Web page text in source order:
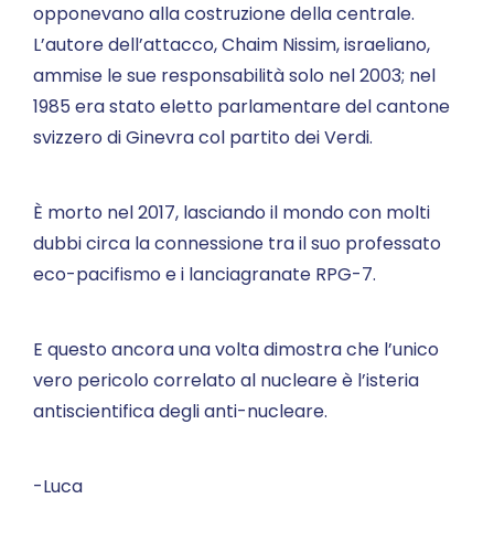
opponevano alla costruzione della centrale.
L’autore dell’attacco, Chaim Nissim, israeliano,
ammise le sue responsabilità solo nel 2003; nel
1985 era stato eletto parlamentare del cantone
svizzero di Ginevra col partito dei Verdi.
È morto nel 2017, lasciando il mondo con molti
dubbi circa la connessione tra il suo professato
eco-pacifismo e i lanciagranate RPG-7.
E questo ancora una volta dimostra che l’unico
vero pericolo correlato al nucleare è l’isteria
antiscientifica degli anti-nucleare.
-Luca